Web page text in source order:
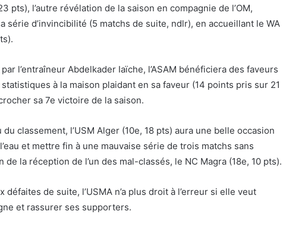
23 pts), l’autre révélation de la saison en compagnie de l’OM,
série d’invincibilité (5 matchs de suite, ndlr), en accueillant le WA
l’entraîneur Abdelkader Iaïche, l’ASAM bénéficiera des faveurs
à la maison plaidant en sa faveur (14 points pris sur 21
sa 7e victoire de la saison.
classement, l’USM Alger (10e, 18 pts) aura une belle occasion
et mettre fin à une mauvaise série de trois matchs sans
de la réception de l’un des mal-classés, le NC Magra (18e, 10 pts).
défaites de suite, l’USMA n’a plus droit à l’erreur si elle veut
et rassurer ses supporters.